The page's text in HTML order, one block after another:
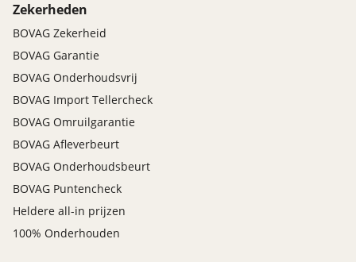
Zekerheden
BOVAG Zekerheid
BOVAG Garantie
BOVAG Onderhoudsvrij
BOVAG Import Tellercheck
BOVAG Omruilgarantie
BOVAG Afleverbeurt
BOVAG Onderhoudsbeurt
BOVAG Puntencheck
Heldere all-in prijzen
100% Onderhouden